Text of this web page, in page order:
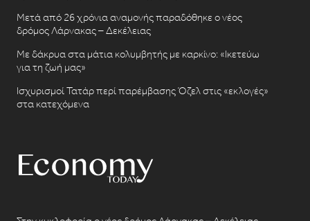
Μετά από 26 χρόνια αναμονής παραδόθηκε ο νέος
δρόμος Λάρνακας – Δεκέλειας
Με δάκρυα στα μάτια κολυμβητής με καρκίνο: «Ικετεύω
για τη ζωή μας»
Ισχυρισμοί Τατάρ περί παρέμβασης Όζελ στις «εκλογές»
στα κατεχόμενα